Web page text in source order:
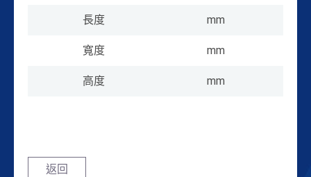
長度 mm
寬度 mm
高度 mm
返回